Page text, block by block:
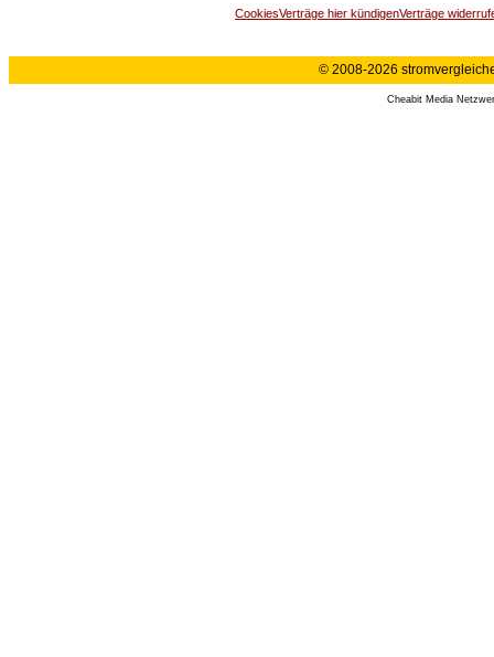
CookiesVerträge hier kündigenVerträge
© 2008-2026
Cheabit Media